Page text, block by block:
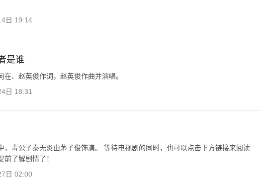
日 19:14
是谁
在、赵英俊作词，赵英俊作曲并演唱。
日 18:31
，毒公子秦无炎由茅子俊饰演。 等待电视剧的同时，也可以点击下方链接来阅读
前了解剧情了！
日 02:00